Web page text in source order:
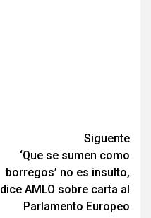
Siguente
‘Que se sumen como
borregos’ no es insulto,
dice AMLO sobre carta al
Parlamento Europeo